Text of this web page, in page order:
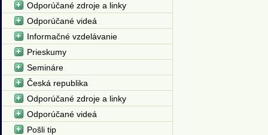
Odporúčané zdroje a linky
Odporúčané videá
Informačné vzdelávanie
Prieskumy
Semináre
Česká republika
Odporúčané zdroje a linky
Odporúčané videá
Pošli tip